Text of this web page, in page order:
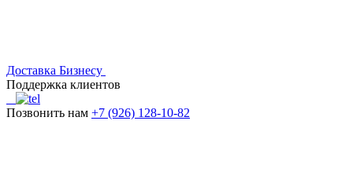
Доставка Бизнесу
Поддержка клиентов
Позвонить нам +7 (926) 128-10-82